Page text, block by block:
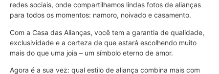
redes sociais, onde compartilhamos lindas fotos de alianças
para todos os momentos: namoro, noivado e casamento.
Com a Casa das Alianças, você tem a garantia de qualidade,
exclusividade e a certeza de que estará escolhendo muito
mais do que uma joia – um símbolo eterno de amor.
Agora é a sua vez: qual estilo de aliança combina mais com